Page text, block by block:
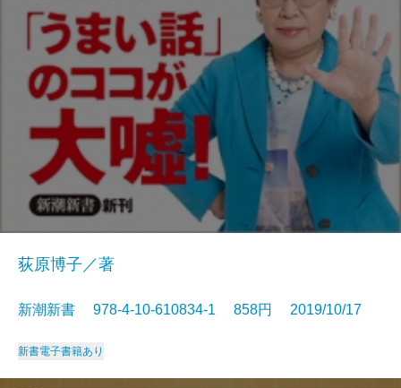
荻原博子／著
新潮新書 978-4-10-610834-1 858円 2019/10/17
新書電子書籍あり